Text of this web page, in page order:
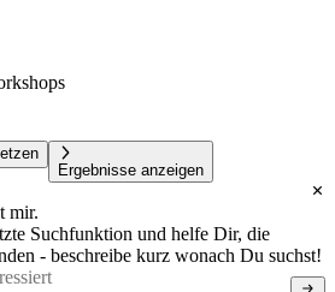
Ergebnisse anzeigen
mir.
Suchfunktion und helfe Dir, die
- beschreibe kurz wonach Du suchst!